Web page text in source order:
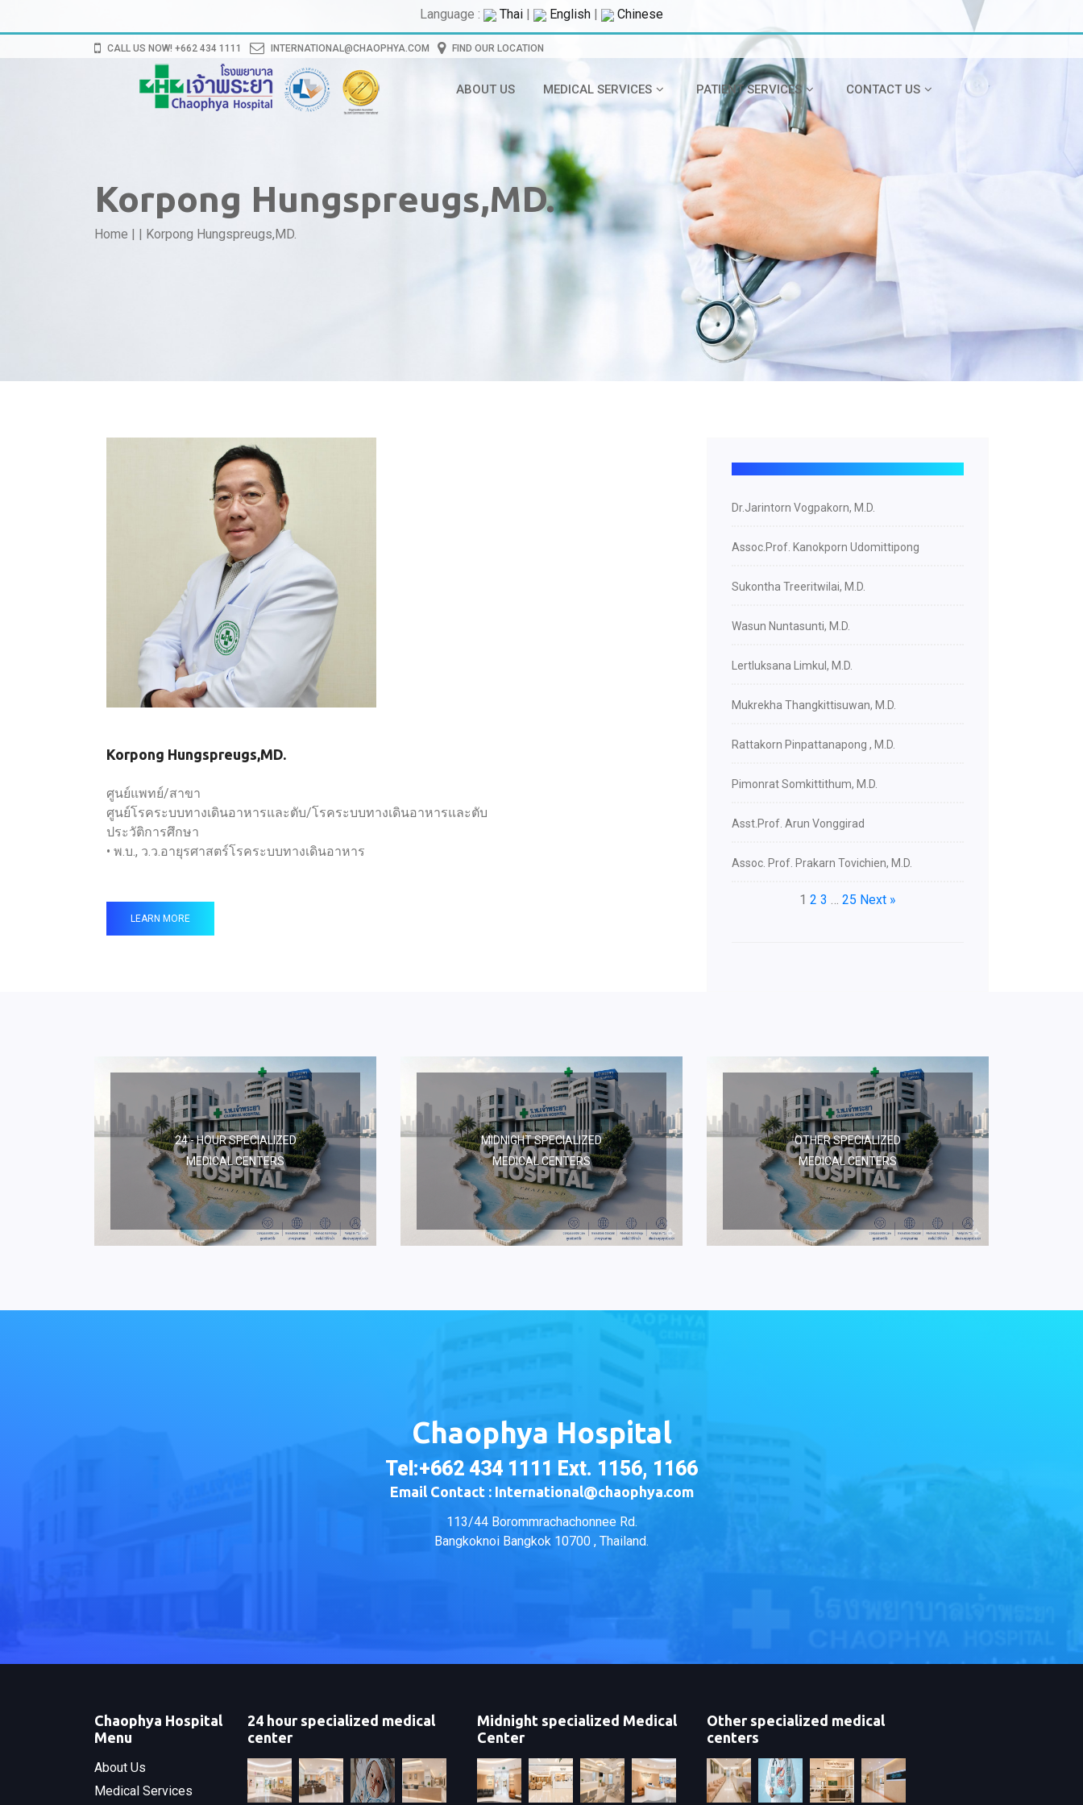
Language : Thai | English | Chinese
CALL US NOW! +662 434 1111 INTERNATIONAL@CHAOPHYA.COM FIND OUR LOCATION
ABOUT US MEDICAL SERVICES PATIENT SERVICES CONTACT US
Korpong Hungspreugs,MD.
Home | | Korpong Hungspreugs,MD.
Korpong Hungspreugs,MD.
ศูนย์แพทย์/สาขา
ศูนย์โรคระบบทางเดินอาหารและตับ/โรคระบบทางเดินอาหารและตับ
ประวัติการศึกษา
• พ.บ., ว.ว.อายุรศาสตร์โรคระบบทางเดินอาหาร
LEARN MORE
Dr.Jarintorn Vogpakorn, M.D.
Assoc.Prof. Kanokporn Udomittipong
Sukontha Treeritwilai, M.D.
Wasun Nuntasunti, M.D.
Lertluksana Limkul, M.D.
Mukrekha Thangkittisuwan, M.D.
Rattakorn Pinpattanapong , M.D.
Pimonrat Somkittithum, M.D.
Asst.Prof. Arun Vonggirad
Assoc. Prof. Prakarn Tovichien, M.D.
1 2 3 … 25 Next »
24 - HOUR SPECIALIZED
MEDICAL CENTERS
MIDNIGHT SPECIALIZED
MEDICAL CENTERS
OTHER SPECIALIZED
MEDICAL CENTERS
Chaophya Hospital
Tel:+662 434 1111 Ext. 1156, 1166
Email Contact : International@chaophya.com
113/44 Borommrachachonnee Rd.
Bangkoknoi Bangkok 10700 , Thailand.
Chaophya Hospital
Menu
About Us
Medical Services
24 hour specialized medical
center
Midnight specialized Medical
Center
Other specialized medical
centers